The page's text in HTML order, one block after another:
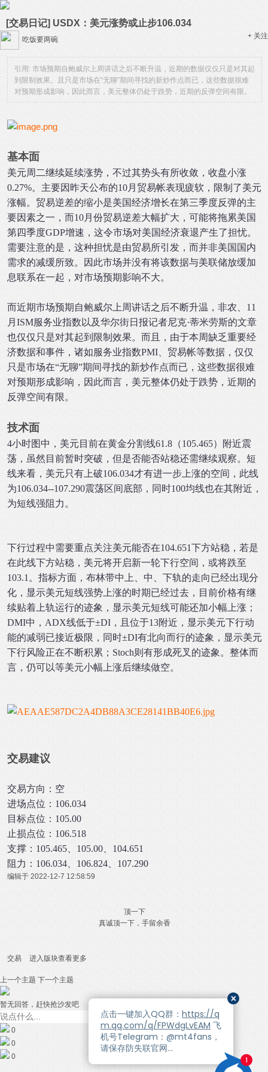
[交易日记] USDX：美元涨势或止步106.034
吃饭要两碗 + 关注
引用: 市场预期自鲍威尔上周讲话之后不断升温，近期的数据仅仅只是对其起
到限制效果。且只是市场在“无聊”期间寻找的新炒作点而已，这些数据很难
对预期形成影响，因此而言，美元整体仍处于跌势，近期的反弹空间有限。
基本面
美元周二继续延续涨势，不过其势头有所收敛，收盘小涨
0.27%。主要因昨天公布的10月贸易帐表现疲软，限制了美元
涨幅。贸易逆差的缩小是美国经济增长在第三季度反弹的主
要因素之一，而10月份贸易逆差大幅扩大，可能将拖累美国
第四季度GDP增速，这令市场对美国经济衰退产生了担忧。
需要注意的是，这种担忧是由贸易所引发，而并非美国国内
需求的减缓所致。因此市场并没有将该数据与美联储放缓加
息联系在一起，对市场预期影响不大。
而近期市场预期自鲍威尔上周讲话之后不断升温，非农、11
月ISM服务业指数以及华尔街日报记者尼克·蒂米劳斯的文章
也仅仅只是对其起到限制效果。而且，由于本周缺乏重要经
济数据和事件，诸如服务业指数PMI、贸易帐等数据，仅仅
只是市场在“无聊”期间寻找的新炒作点而已，这些数据很难
对预期形成影响，因此而言，美元整体仍处于跌势，近期的
反弹空间有限。
技术面
4小时图中，美元目前在黄金分割线61.8（105.465）附近震
荡，虽然目前暂时突破，但是否能否站稳还需继续观察。短
线来看，美元只有上破106.034才有进一步上涨的空间，此线
为106.034--107.290震荡区间底部，同时100均线也在其附近，
为短线强阻力。
下行过程中需要重点关注美元能否在104.651下方站稳，若是
在此线下方站稳，美元将开启新一轮下行空间，或将跌至
103.1。指标方面，布林带中上、中、下轨的走向已经出现分
化，显示美元短线强势上涨的时期已经过去，目前价格有继
续贴着上轨运行的迹象，显示美元短线可能还加小幅上涨；
DMI中，ADX线低于±DI，且位于13附近，显示美元下行动
能的减弱已接近极限，同时±DI有北向而行的迹象，显示美元
下行风险正在不断积累；Stoch则有形成死叉的迹象。整体而
言，仍可以等美元小幅上涨后继续做空。
交易建议
交易方向：空
进场点位：106.034
目标点位：105.00
止损点位：106.518
支撑：105.465、105.00、104.651
阻力：106.034、106.824、107.290
编辑于 2022-12-7 12:58:59
顶一下
真诚顶一下，手留余香
交易 进入版块查看更多
上一个主题 下一个主题
暂无回答，赶快抢沙发吧
0
0
0